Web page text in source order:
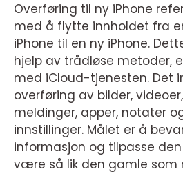
Overføring til ny iPhone
med å flytte innholdet fra
iPhone til en ny iPhone.
hjelp av trådløse metoder,
med iCloud-tjenesten. Det
overføring av bilder,
meldinger, apper, notater
innstillinger. Målet er å
informasjon og tilpasse
være så lik den gamle som